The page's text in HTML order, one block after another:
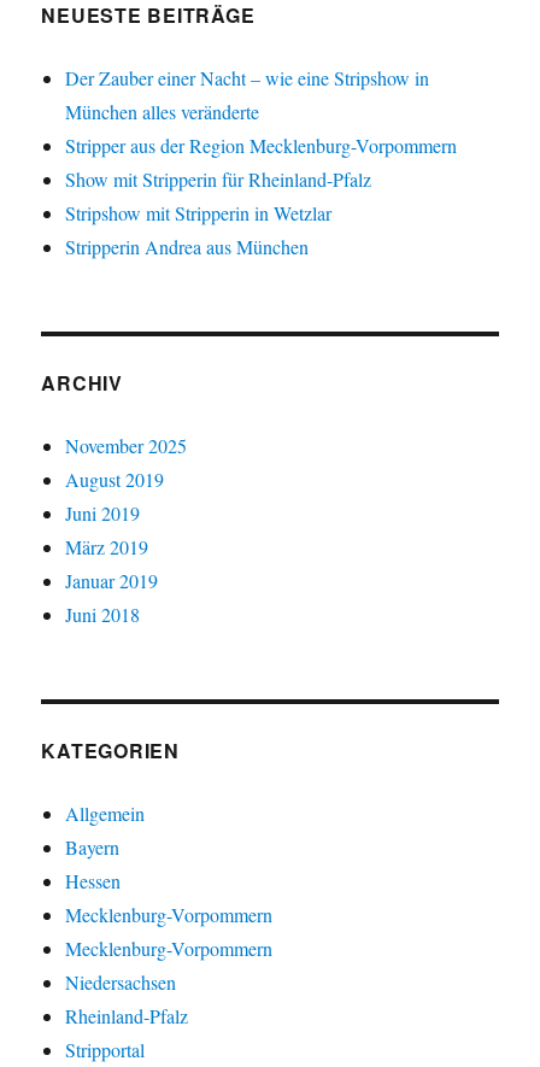
NEUESTE BEITRÄGE
Der Zauber einer Nacht – wie eine Stripshow in
München alles veränderte
Stripper aus der Region Mecklenburg-Vorpommern
Show mit Stripperin für Rheinland-Pfalz
Stripshow mit Stripperin in Wetzlar
Stripperin Andrea aus München
ARCHIV
November 2025
August 2019
Juni 2019
März 2019
Januar 2019
Juni 2018
KATEGORIEN
Allgemein
Bayern
Hessen
Mecklenburg-Vorpommern
Mecklenburg-Vorpommern
Niedersachsen
Rheinland-Pfalz
Stripportal